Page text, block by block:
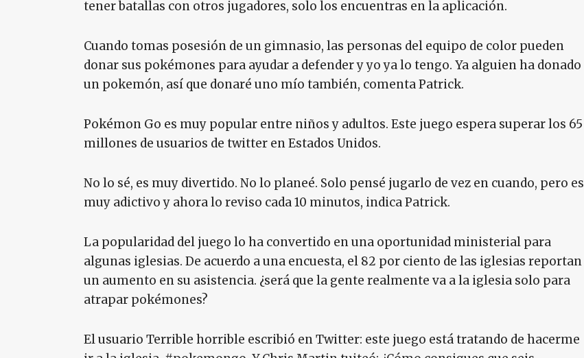
tener batallas con otros jugadores, solo los encuentras en la aplicación.
Cuando tomas posesión de un gimnasio, las personas del equipo de color pueden
donar sus pokémones para ayudar a defender y yo ya lo tengo. Ya alguien ha donado
un pokemón, así que donaré uno mío también, comenta Patrick.
Pokémon Go es muy popular entre niños y adultos. Este juego espera superar los 65
millones de usuarios de twitter en Estados Unidos.
No lo sé, es muy divertido. No lo planeé. Solo pensé jugarlo de vez en cuando, pero es
muy adictivo y ahora lo reviso cada 10 minutos, indica Patrick.
La popularidad del juego lo ha convertido en una oportunidad ministerial para
algunas iglesias. De acuerdo a una encuesta, el 82 por ciento de las iglesias reportan
un aumento en su asistencia. ¿será que la gente realmente va a la iglesia solo para
atrapar pokémones?
El usuario Terrible horrible escribió en Twitter: este juego está tratando de hacerme